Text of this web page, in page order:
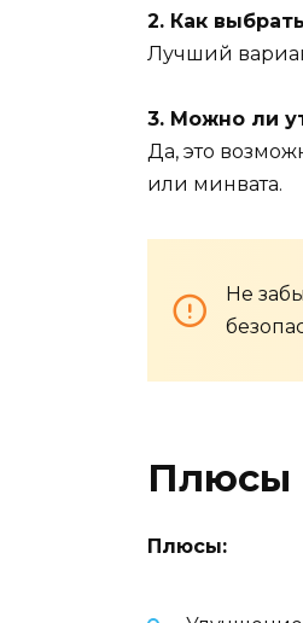
2. Как
Лучший
3. Можно ли
Да, это
или минвата.
Не
Плюсы
Плюсы: